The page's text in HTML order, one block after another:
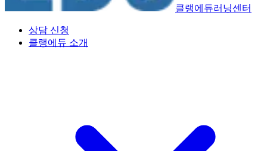
클랭에듀러닝센터
상담 신청
클랭에듀 소개